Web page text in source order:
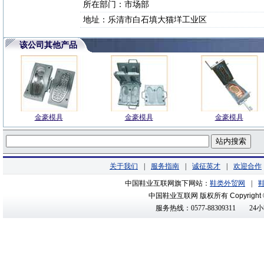
所在部门：市场部
地址：乐清市白石填大猫垟工业区
该公司其他产品
金豪模具 金豪模具 金豪模具
关于我们 服务指南 诚征英才 欢迎合作
中国鞋业互联网旗下网站： 鞋类外贸网
中国鞋业互联网 版权所有 Copyright
服务热线：0577-88309311
24